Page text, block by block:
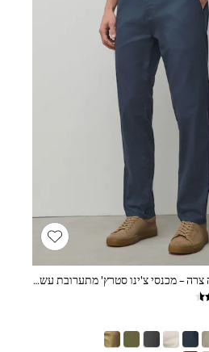
כחול כהה - גזרה צרה - מכנסי צ'ינו סטרץ' מתערובת עשירה בכותנה